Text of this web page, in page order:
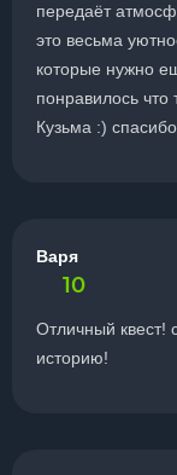
передаёт
это весьма
которые нужно
понравилось
Кузьма :)
Варя
10
Отличный квест!
историю!